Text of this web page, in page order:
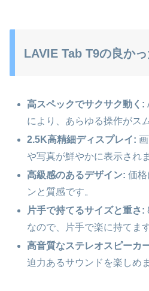
LAVIE Tab T9の良か
高スペックでサクサク動く:
により、あらゆる操作がス
2.5K高精細ディスプレイ:
や写真が鮮やかに表示されま
高級感のあるデザイン: 価格
ンと質感です。
片手で持てるサイズと重さ:
なので、片手で楽に持てます
高音質なステレオスピーカ
迫力あるサウンドを楽しめま